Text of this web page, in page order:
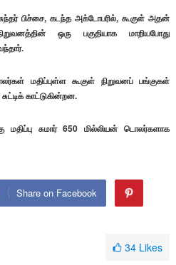
பிச்சை, கடந்த அக்டோபரில், கூகுள் அதன்
ஒரு பகுதியாக மாறியபோது
மதிப்புள்ள கூகுள் நிறுவனப் பங்குகள்
காட்டுகின்றன.
சுமார் 650 மில்லியன் டொலர்களாக
Share on Facebook
34 Likes